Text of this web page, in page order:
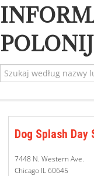
Dog Splash
7448 N. Western Ave.
Chicago IL 60645